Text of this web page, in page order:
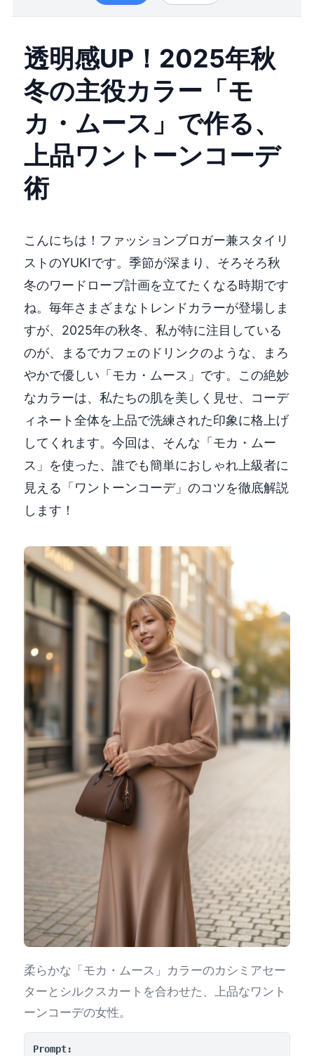
透明感UP！2025年秋
冬の主役カラー「モ
カ・ムース」で作る、
上品ワントーンコーデ
術
こんにちは！ファッションブロガー兼スタイリ
ストのYUKIです。季節が深まり、そろそろ秋
冬のワードローブ計画を立てたくなる時期です
ね。毎年さまざまなトレンドカラーが登場しま
すが、2025年の秋冬、私が特に注目している
のが、まるでカフェのドリンクのような、まろ
やかで優しい「モカ・ムース」です。この絶妙
なカラーは、私たちの肌を美しく見せ、コーデ
ィネート全体を上品で洗練された印象に格上げ
してくれます。今回は、そんな「モカ・ムー
ス」を使った、誰でも簡単におしゃれ上級者に
見える「ワントーンコーデ」のコツを徹底解説
します！
柔らかな「モカ・ムース」カラーのカシミアセー
ターとシルクスカートを合わせた、上品なワント
ーンコーデの女性。
Prompt: